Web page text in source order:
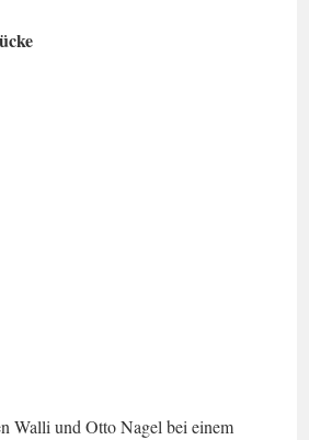
Walli und Otto Nagel bei einem